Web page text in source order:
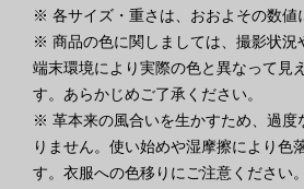
※ 各サイズ・重さは、おおよその数値
※ 商品の色に関しましては、撮影状況
端末環境により実際の色と異なって見
す。あらかじめご了承ください。
※ 革本来の風合いを生かすため、過度
りません。使い始めや湿摩擦により色
す。衣服への色移りにご注意ください。